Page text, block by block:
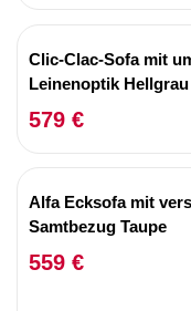
Clic-Clac-Sofa mit
Leinenoptik Hellgrau
579 €
Alfa Ecksofa mit
Samtbezug Taupe
559 €